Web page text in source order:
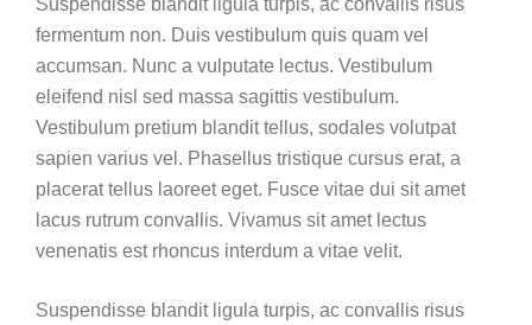
Suspendisse blandit ligula turpis, ac convallis risus
fermentum non. Duis vestibulum quis quam vel
accumsan. Nunc a vulputate lectus. Vestibulum
eleifend nisl sed massa sagittis vestibulum.
Vestibulum pretium blandit tellus, sodales volutpat
sapien varius vel. Phasellus tristique cursus erat, a
placerat tellus laoreet eget. Fusce vitae dui sit amet
lacus rutrum convallis. Vivamus sit amet lectus
venenatis est rhoncus interdum a vitae velit.
Suspendisse blandit ligula turpis, ac convallis risus